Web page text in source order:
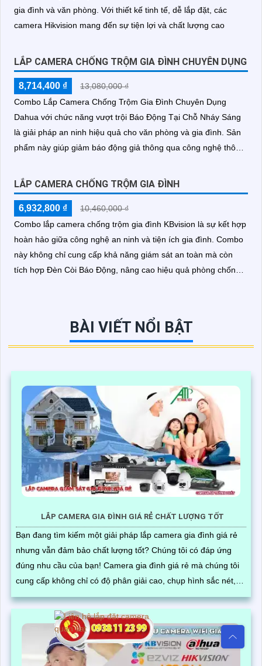
gia đình và văn phòng. Với thiết kế tinh tế, dễ lắp đặt, các
camera Hikvision mang đến sự tiện lợi và chất lượng cao
LẮP CAMERA CHỐNG TRỘM GIA ĐÌNH CHUYÊN DỤNG
8,714,400 ₫
13,080,000 ₫
Combo Lắp Camera Chống Trộm Gia Đình Chuyên Dụng
Dahua với chức năng vượt trội Báo Động Tại Chỗ Nháy Sáng
là giải pháp an ninh hiệu quả cho văn phòng và gia đình. Sản
phẩm này giúp giảm báo động giả thông qua công nghệ thông
LẮP CAMERA CHỐNG TRỘM GIA ĐÌNH
6,932,800 ₫
10,460,000 ₫
Combo lắp camera chống trộm gia đình KBvision là sự kết hợp
hoàn hảo giữa công nghệ an ninh và tiện ích gia đình. Combo
này không chỉ cung cấp khả năng giám sát an toàn mà còn
tích hợp Đèn Còi Báo Động, nâng cao hiệu quả phòng chống
BÀI VIẾT NỔI BẬT
LẮP CAMERA GIA ĐÌNH GIÁ RẺ CHẤT LƯỢNG TỐT
Bạn đang tìm kiếm một giải pháp lắp camera gia đình giá rẻ
nhưng vẫn đảm bảo chất lượng tốt? Chúng tôi có đáp ứng
đúng nhu cầu của bạn! Camera gia đình giá rẻ mà chúng tôi
cung cấp không chỉ có độ phân giải cao, chụp hình sắc nét,
mà còn có khả năng quan sát ban đêm tốt. Thiết bị này cũng
tích hợp các tính năng thông minh như phát hiện chuyển
động và gửi cảnh báo qua điện thoại